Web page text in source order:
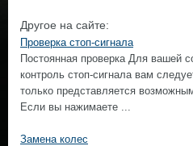
Другое на сайте:
Проверка стоп-сигнала
Постоянная проверка Для вашей
контроль стоп-сигнала вам
только представляется
Если вы нажимаете ...
Замена колес